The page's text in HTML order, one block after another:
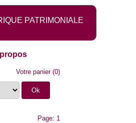
PATRIMONIALE
Votre panier(0)
Page: 1